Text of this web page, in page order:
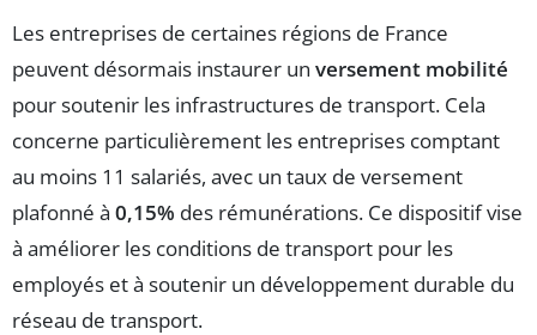
Les entreprises de certaines régions de France
peuvent désormais instaurer un versement mobilité
pour soutenir les infrastructures de transport. Cela
concerne particulièrement les entreprises comptant
au moins 11 salariés, avec un taux de versement
plafonné à 0,15% des rémunérations. Ce dispositif vise
à améliorer les conditions de transport pour les
employés et à soutenir un développement durable du
réseau de transport.